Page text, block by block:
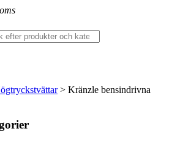
> Kränzle bensindrivna